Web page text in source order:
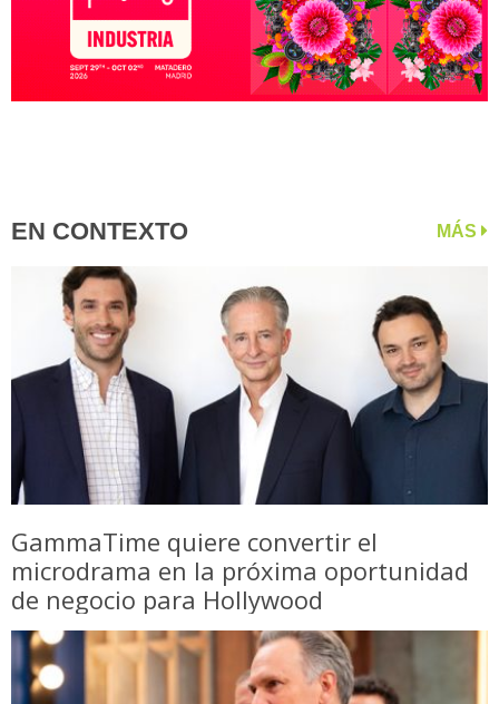
EN CONTEXTO MÁS
GammaTime quiere convertir el
microdrama en la próxima oportunidad
de negocio para Hollywood